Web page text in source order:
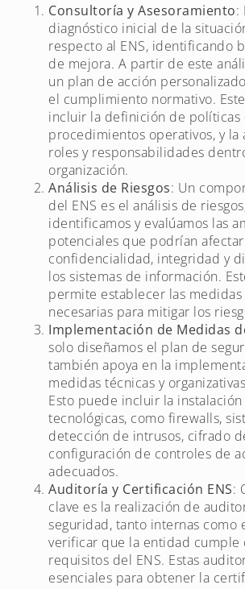
Consultoría y Asesoramiento:
diagnóstico inicial de la
respecto al ENS, identificando
de mejora. A partir de este
un plan de acción
el cumplimiento normativo.
incluir la definición de políticas
procedimientos operativos, y la
roles y responsabilidades
organización.
Análisis de Riesgos: Un
del ENS es el análisis de
identificamos y evalúamos las
potenciales que podrían
confidencialidad, integridad y
los sistemas de información.
permite establecer las
necesarias para mitigar los
Implementación de Medidas
solo diseñamos el plan de
también apoya en la
medidas técnicas y
Esto puede incluir la
tecnológicas, como firewalls,
detección de intrusos, cifrado
configuración de controles de
adecuados.
Auditoría y Certificación ENS:
clave es la realización de
seguridad, tanto internas como
verificar que la entidad cumple
requisitos del ENS. Estas
esenciales para obtener la